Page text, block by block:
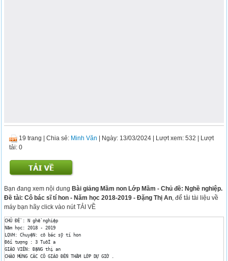
19 trang |Chia sẻ: Minh Văn | Ngày: 13/03/2024 | Lượt xem: 532 | Lượt
tải: 0
Bạn đang xem nội dungBài giảng Mầm non Lớp Mầm - Chủ đề: Nghề nghiệp.
Đề tài: Cô bác sĩ tí hon - Năm học 2018-2019 - Đặng Thị An , để tải tài liệu về
máy bạn hãy click vào nút TẢI VỀ
CHỦ ĐỀ : N ghề nghiệp
Năm học: 2018 - 2019
LQVH: ChuyệN: cô bác sỹ tí hon
Đối tượng : 3 TuổI a
GIÁO VIÊN: ĐặNG thị an
CHÀO MỪNG CÁC CÔ GIÁO ĐẾN THĂM LỚP DỰ GIỜ .